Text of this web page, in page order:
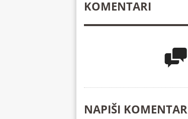
KOMENTARI

NAPIŠI KOMENTAR